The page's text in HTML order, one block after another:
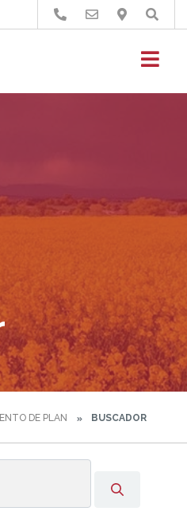
Buscar
DE PLAN BUSCADOR